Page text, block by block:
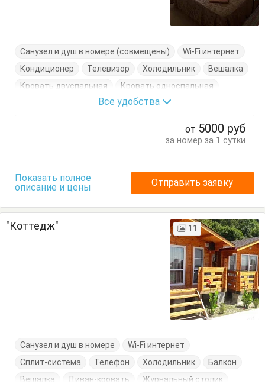
Санузел и душ в номере (совмещены)
Wi-Fi интернет
Кондиционер
Телевизор Холодильник
Вешалка
Кровать двуспальная
Кровать односпальная
Тумбочки Шкаф
Все удобства
от 5000 руб
за номер за 1 сутки
Показать полное
описание и цены
Отправить заявку
"Коттедж" 11
Санузел и душ в номере
Wi-Fi интернет
Сплит-система
Телефон Холодильник
Балкон
Вешалка
Диван-кровать
Журнальный столик